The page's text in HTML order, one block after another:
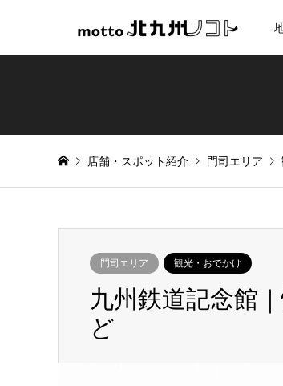
店舗・スポット紹介 門司エリア
門司エリア 観光・おでかけ
九州鉄道記念館
ど